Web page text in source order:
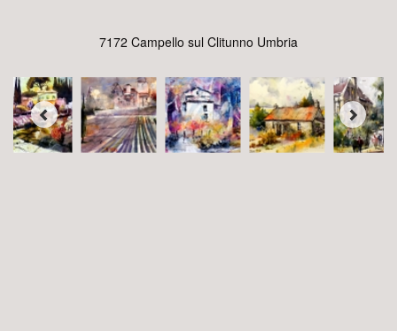
7172 Campello sul Clitunno Umbria